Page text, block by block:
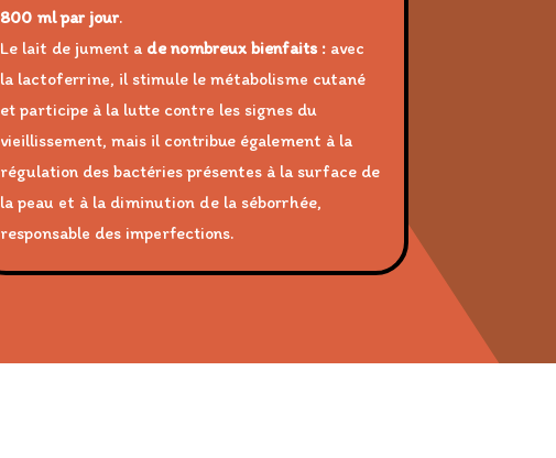
800 ml par jour.
Le lait de jument a de nombreux bienfaits :avec
la lactoferrine, il stimule le métabolisme cutané
et participe à la lutte contre les signes du
vieillissement, mais il contribue également à la
régulation des bactéries présentes à la surface de
la peau et à la diminution de la séborrhée,
responsable des imperfections.